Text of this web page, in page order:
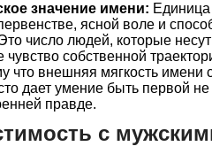
значение имени:
ясной воле и
число людей, которые
чувство собственной
что внешняя мягкость
дает умение быть первой
правде.
с